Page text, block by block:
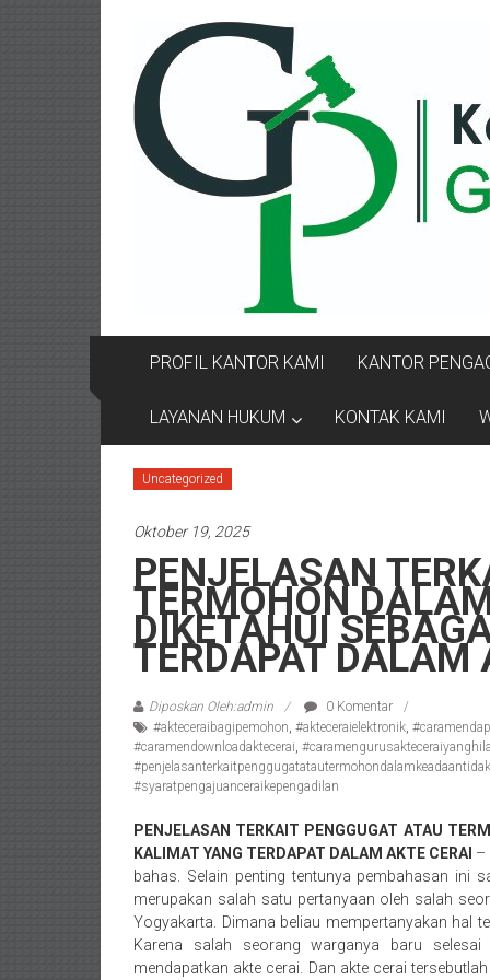
KANTOR
PENGACARA
GUSRIANTO
&
PARTNERS
/
Pengacara
Advokat
Hukum
Konsultan
Hukum
Pajak/
Mediator/
Mediasi/
Yogyakarta/Bantul/Sleman/Gunung
Kidul/Wonosari/Wates/Kulonprogo/
Yogyakarta/Jogja/
kalten/Solo/
Purwakarta,
Semarang/
Batang/Brebes/
Purworejo,
Kebumen/Magelang/Temanggung/Mungkid/
Batu/
Blitar/Surabaya/Palembang/
PROFIL KANTOR KAMI KANTOR
LAYANAN HUKUM KONTAK KAMI
Uncategorized
Oktober 19, 2025
PENJELASAN
TERMOHON
DIKETAHUI
TERDAPAT DALAM
Diposkan Oleh:admin
0 Komentar
#akteceraibagipemohon, #akteceraielektronik,
#caramendownloadaktecerai,
#syaratpengajuanceraikepengadilan
PENJELASAN TERKAIT PENGGUGAT ATAU
KALIMAT YANG TERDAPAT DALAM AKTE CERAI –
bahas. Selain penting tentunya pembahasan ini
merupakan salah satu pertanyaan oleh salah
Yogyakarta. Dimana beliau mempertanyakan hal
Karena salah seorang warganya baru
mendapatkan akte cerai. Dan akte cerai